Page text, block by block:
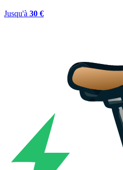
Jusqu'à 30 €